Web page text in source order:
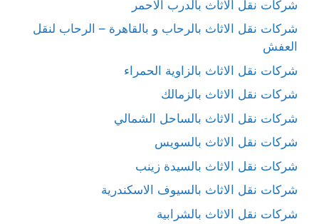
شركات نقل الاثاث بالدرب الاحمر
شركات نقل الاثاث بالرحاب و بالقاهرة – الرحاب لنقل
العفش
شركات نقل الاثاث بالزاوية الحمراء
شركات نقل الاثاث بالزمالك
شركات نقل الاثاث بالساحل الشمالي
شركات نقل الاثاث بالسويس
شركات نقل الاثاث بالسيدة زينب
شركات نقل الاثاث بالسيوف الاسكندرية
شركات نقل الاثاث بالشرابية